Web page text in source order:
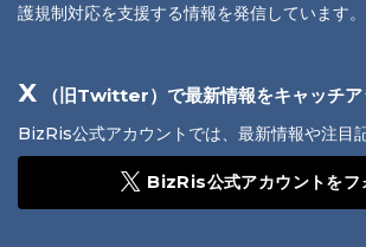
護規制対応を支援する情報を発信しています。
X （旧Twitter）で最新情報をキャッチア
BizRis公式アカウントでは、最新情報や注目
BizRis公式アカウントをフ